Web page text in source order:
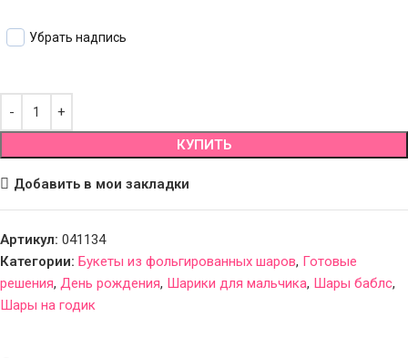
Убрать надпись
КУПИТЬ
Добавить в мои закладки
Артикул: 041134
Категории: Букеты из фольгированных шаров, Готовые
решения, День рождения, Шарики для мальчика, Шары баблс,
Шары на годик